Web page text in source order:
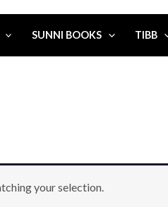
SUNNI BOOKS TIBB
your selection.